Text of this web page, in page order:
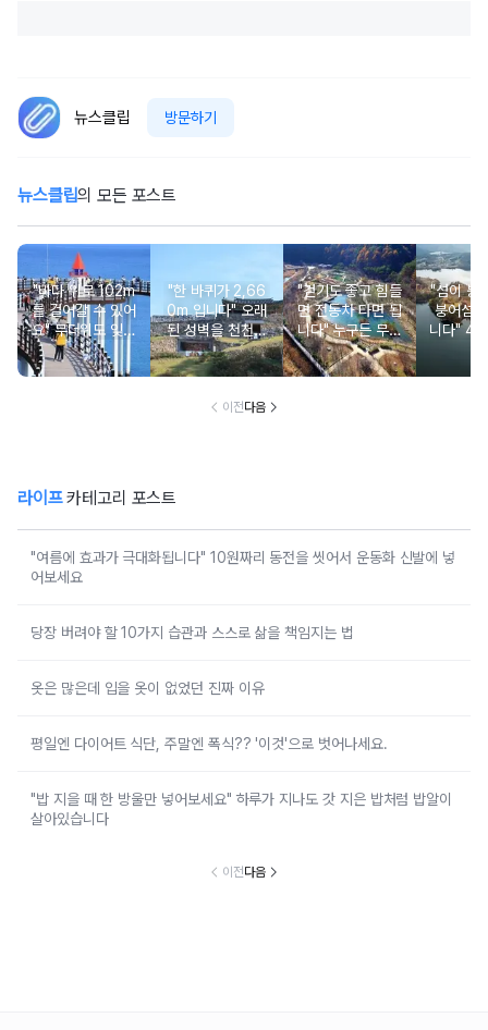
뉴스클립 방문하기
뉴스클립의 모든 포스트
"바다 위로 102m
를 걸어갈 수 있어
요" 무더위도 잊게
만드는 여름 바다
풍경 여행지
"한 바퀴가 2,66
0m 입니다" 오래
된 성벽을 천천히
둘러보며 걷기 좋
은 여행지
"걷기도 좋고 힘들
면 전동차 타면 됩
니다" 누구든 무료
로 편하게 힐링 하
기 좋은 옛길
"섬이 붕
붕어섬
니다"
이전다음
라이프카테고리 포스트
"여름에 효과가 극대화됩니다" 10원짜리 동전을 씻어서 운동화 신발에 넣
어보세요
당장 버려야 할 10가지 습관과 스스로 삶을 책임지는 법
옷은 많은데 입을 옷이 없었던 진짜 이유
평일엔 다이어트 식단, 주말엔 폭식?? '이것'으로 벗어나세요.
"밥 지을 때 한 방울만 넣어보세요" 하루가 지나도 갓 지은 밥처럼 밥알이
살아있습니다
이전다음